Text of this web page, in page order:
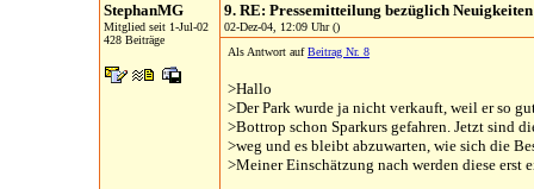
StephanMG
Mitglied seit 1-Jul-02
428 Beiträge
9. RE: Pressemitteilung bezüglich Neuigkeiten
02-Dez-04, 12:09 Uhr ()
Als Antwort aufBeitrag Nr. 8
>Hallo
>Der Park wurde ja nicht verkauft, weil er so
>Bottrop schon Sparkurs gefahren. Jetzt sind
>weg und es bleibt abzuwarten, wie sich die
>Meiner Einschätzung nach werden diese erst